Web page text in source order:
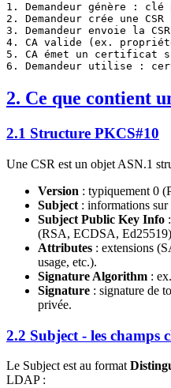
1. Demandeur génère :
2. Demandeur crée une
3. Demandeur envoie la
4. CA valide (ex.
5. CA émet un certificat
2. Ce que contient
2.1 Structure PKCS#10
Une CSR est un objet ASN.1
Version : typiquement 0
Subject : informations sur
Subject Public Key Info
(RSA, ECDSA,
Attributes : extensions
usage, etc.).
Signature Algorithm : ex.
Signature : signature de
privée.
2.2 Subject - les champs
Le Subject est au format
LDAP :